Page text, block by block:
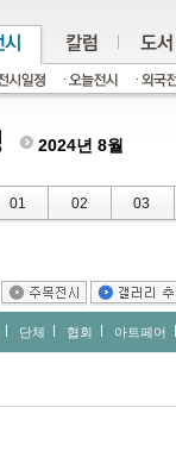
2024년 8월
01 02 03
단체 협회 아트페어